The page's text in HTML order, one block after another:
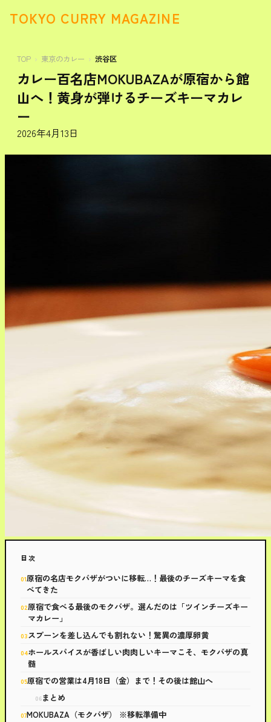
TOKYO CURRY MAGAZINE
TOP 東京のカレー 渋谷区
カレー百名店MOKUBAZAが原宿から館
山へ！黄身が弾けるチーズキーマカレ
ー
2026年4月13日
目次
原宿の名店モクバザがついに移転…！最後のチーズキーマを食
べてきた
原宿で食べる最後のモクバザ。選んだのは「ツインチーズキー
マカレー」
スプーンを差し込んでも割れない！驚異の濃厚卵黄
ホールスパイスが香ばしい肉肉しいキーマこそ、モクバザの真
髄
原宿での営業は4月18日（金）まで！その後は館山へ
まとめ
MOKUBAZA（モクバザ） ※移転準備中